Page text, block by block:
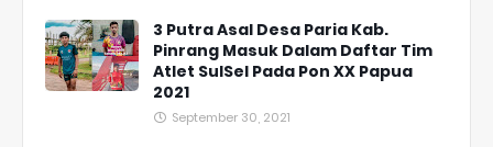
3 Putra Asal Desa Paria Kab.
Pinrang Masuk Dalam Daftar Tim
Atlet SulSel Pada Pon XX Papua
2021
September 30, 2021